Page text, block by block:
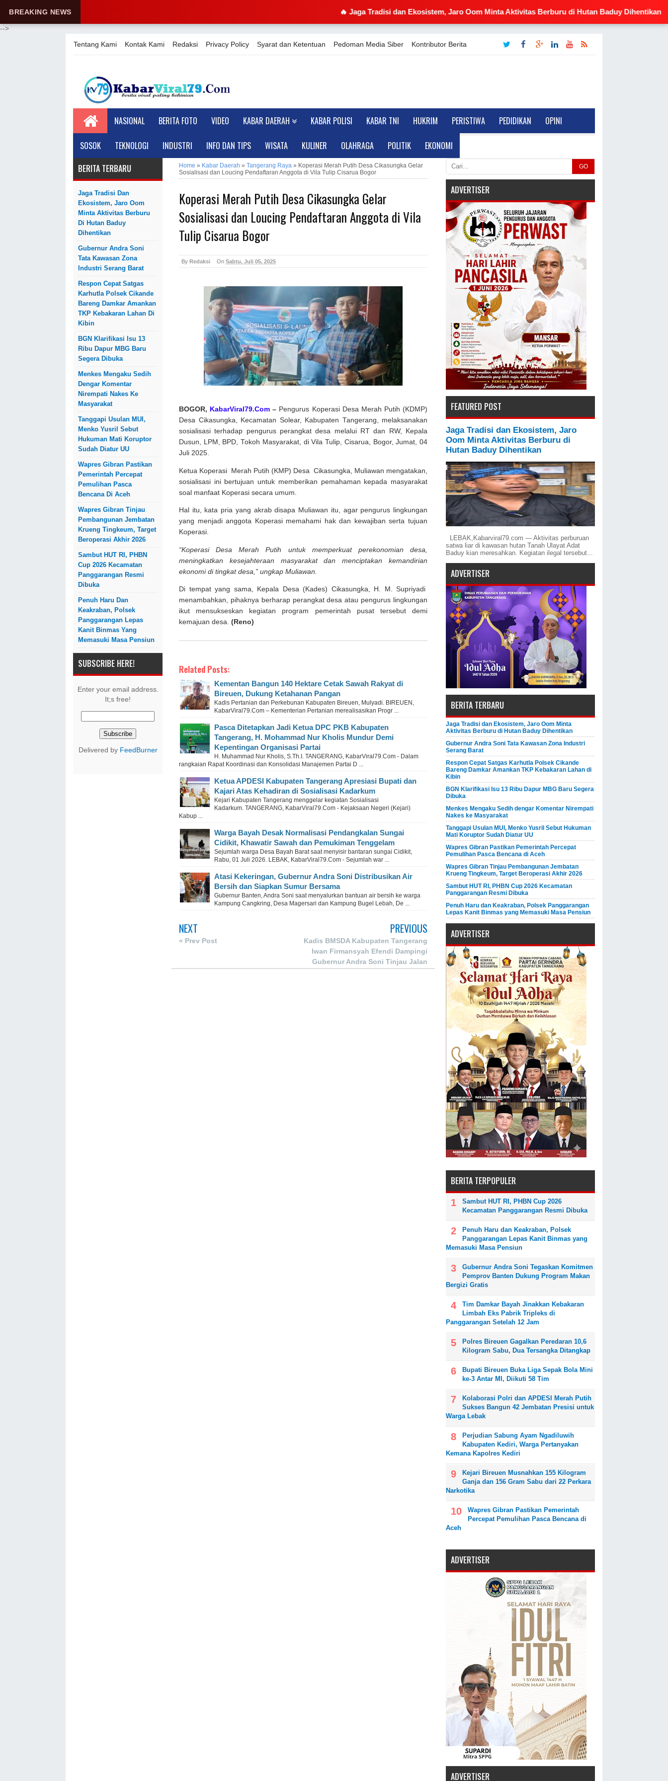
-->
Tentang Kami Kontak Kami Redaksi Privacy Policy Syarat dan Ketentuan Pedoman Media Siber Kontributor Berita
BREAKING NEWS 🔥 Jaga Tradisi dan Ekosistem, Jaro Oom Minta Aktivitas Berburu di Hutan Baduy Dihentikan 🔥
NASIONAL BERITA FOTO VIDEO KABAR DAERAH KABAR POLISI KABAR TNI HUKRIM PERISTIWA PEDIDIKAN OPINI
SOSOK TEKNOLOGI INDUSTRI INFO DAN TIPS WISATA KULINER OLAHRAGA POLITIK
EKONOMI
BERITA TERBARU
Jaga Tradisi Dan
Ekosistem, Jaro Oom
Minta Aktivitas Berburu
Di Hutan Baduy
Dihentikan
Gubernur Andra Soni
Tata Kawasan Zona
Industri Serang Barat
Respon Cepat Satgas
Karhutla Polsek Cikande
Bareng Damkar Amankan
TKP Kebakaran Lahan Di
Kibin
BGN Klarifikasi Isu 13
Ribu Dapur MBG Baru
Segera Dibuka
Menkes Mengaku Sedih
Dengar Komentar
Nirempati Nakes Ke
Masyarakat
Tanggapi Usulan MUI,
Menko Yusril Sebut
Hukuman Mati Koruptor
Sudah Diatur UU
Wapres Gibran Pastikan
Pemerintah Percepat
Pemulihan Pasca
Bencana Di Aceh
Wapres Gibran Tinjau
Pembangunan Jembatan
Krueng Tingkeum, Target
Beroperasi Akhir 2026
Sambut HUT RI, PHBN
Cup 2026 Kecamatan
Panggarangan Resmi
Dibuka
Penuh Haru Dan
Keakraban, Polsek
Panggarangan Lepas
Kanit Binmas Yang
Memasuki Masa Pensiun
SUBSCRIBE HERE!
Enter your email address.
It;s free!
Delivered by FeedBurner
Home » Kabar Daerah » Tangerang Raya » Koperasi Merah Putih Desa Cikasungka Gelar
Sosialisasi dan Loucing Pendaftaran Anggota di Vila Tulip Cisarua Bogor
Koperasi Merah Putih Desa Cikasungka Gelar
Sosialisasi dan Loucing Pendaftaran Anggota di Vila
Tulip Cisarua Bogor
By Redaksi On Sabtu, Juli 05, 2025
BOGOR, KabarViral79.Com – Pengurus Koperasi Desa Merah Putih (KDMP)
Desa Cikasungka, Kecamatan Solear, Kabupaten Tangerang, melaksanakan
sosialisasi terhadap pengurus perangkat desa melalui RT dan RW, Kepala
Dusun, LPM, BPD, Tokoh Masyarakat, di Vila Tulip, Cisarua, Bogor, Jumat, 04
Juli 2025.
Ketua Koperasi Merah Putih (KMP) Desa Cikasungka, Muliawan mengatakan,
sosialisasi ini bertujuan untuk memberikan pemahaman kepada masyarakat
soal manfaat Koperasi secara umum.
Hal itu, kata pria yang akrab disapa Muliawan itu, agar pengurus lingkungan
yang menjadi anggota Koperasi memahami hak dan kewajiban serta tujuan
Koperasi.
“Koperasi Desa Merah Putih untuk memperkuat perekonomian desa,
meningkatkan kesejahteraan masyarakat dan menciptakan kemandirian
ekonomi di tingkat desa,” ungkap Muliawan.
Di tempat yang sama, Kepala Desa (Kades) Cikasungka, H. M. Supriyadi
menambahkan, pihaknya berharap perangkat desa atau pengurus lingkungan
ikut mensukseskan kegiatan program pemerintah pusat tersebut demi
kemajuan desa. (Reno)
Related Posts:
Kementan Bangun 140 Hektare Cetak Sawah Rakyat di
Bireuen, Dukung Ketahanan Pangan
Kadis Pertanian dan Perkebunan Kabupaten Bireuen, Mulyadi. BIREUEN,
KabarViral79.Com – Kementerian Pertanian merealisasikan Progr ...
Pasca Ditetapkan Jadi Ketua DPC PKB Kabupaten
Tangerang, H. Mohammad Nur Kholis Mundur Demi
Kepentingan Organisasi Partai
H. Muhammad Nur Kholis, S.Th.I. TANGERANG, KabarViral79.Com - Dalam
rangkaian Rapat Koordinasi dan Konsolidasi Manajemen Partai D ...
Ketua APDESI Kabupaten Tangerang Apresiasi Bupati dan
Kajari Atas Kehadiran di Sosialisasi Kadarkum
Kejari Kabupaten Tangerang menggelar kegiatan Sosialisasi
Kadarkum. TANGERANG, KabarViral79.Com - Kejaksaan Negeri (Kejari)
Kabup ...
Warga Bayah Desak Normalisasi Pendangkalan Sungai
Cidikit, Khawatir Sawah dan Pemukiman Tenggelam
Sejumlah warga Desa Bayah Barat saat menyisir bantaran sungai Cidikit,
Rabu, 01 Juli 2026. LEBAK, KabarViral79.Com - Sejumlah war ...
Atasi Kekeringan, Gubernur Andra Soni Distribusikan Air
Bersih dan Siapkan Sumur Bersama
Gubernur Banten, Andra Soni saat menyalurkan bantuan air bersih ke warga
Kampung Cangkring, Desa Magersari dan Kampung Bugel Lebah, De ...
NEXT
« Prev Post
PREVIOUS
Kadis BMSDA Kabupaten Tangerang
Iwan Firmansyah Efendi Dampingi
Gubernur Andra Soni Tinjau Jalan
GO
ADVERTISER
FEATURED POST
Jaga Tradisi dan Ekosistem, Jaro
Oom Minta Aktivitas Berburu di
Hutan Baduy Dihentikan
LEBAK,Kabarviral79.com — Aktivitas perburuan
satwa liar di kawasan hutan Tanah Ulayat Adat
Baduy kian meresahkan. Kegiatan ilegal tersebut...
ADVERTISER
BERITA TERBARU
Jaga Tradisi dan Ekosistem, Jaro Oom Minta
Aktivitas Berburu di Hutan Baduy Dihentikan
Gubernur Andra Soni Tata Kawasan Zona Industri
Serang Barat
Respon Cepat Satgas Karhutla Polsek Cikande
Bareng Damkar Amankan TKP Kebakaran Lahan di
Kibin
BGN Klarifikasi Isu 13 Ribu Dapur MBG Baru Segera
Dibuka
Menkes Mengaku Sedih dengar Komentar Nirempati
Nakes ke Masyarakat
Tanggapi Usulan MUI, Menko Yusril Sebut Hukuman
Mati Koruptor Sudah Diatur UU
Wapres Gibran Pastikan Pemerintah Percepat
Pemulihan Pasca Bencana di Aceh
Wapres Gibran Tinjau Pembangunan Jembatan
Krueng Tingkeum, Target Beroperasi Akhir 2026
Sambut HUT RI, PHBN Cup 2026 Kecamatan
Panggarangan Resmi Dibuka
Penuh Haru dan Keakraban, Polsek Panggarangan
Lepas Kanit Binmas yang Memasuki Masa Pensiun
ADVERTISER
BERITA TERPOPULER
Sambut HUT RI, PHBN Cup 2026
Kecamatan Panggarangan Resmi Dibuka
Penuh Haru dan Keakraban, Polsek
Panggarangan Lepas Kanit Binmas yang
Memasuki Masa Pensiun
Gubernur Andra Soni Tegaskan Komitmen
Pemprov Banten Dukung Program Makan
Bergizi Gratis
Tim Damkar Bayah Jinakkan Kebakaran
Limbah Eks Pabrik Tripleks di
Panggarangan Setelah 12 Jam
Polres Bireuen Gagalkan Peredaran 10,6
Kilogram Sabu, Dua Tersangka Ditangkap
Bupati Bireuen Buka Liga Sepak Bola Mini
ke-3 Antar MI, Diikuti 58 Tim
Kolaborasi Polri dan APDESI Merah Putih
Sukses Bangun 42 Jembatan Presisi untuk
Warga Lebak
Perjudian Sabung Ayam Ngadiluwih
Kabupaten Kediri, Warga Pertanyakan
Kemana Kapolres Kediri
Kejari Bireuen Musnahkan 155 Kilogram
Ganja dan 156 Gram Sabu dari 22 Perkara
Narkotika
Wapres Gibran Pastikan Pemerintah
Percepat Pemulihan Pasca Bencana di
Aceh
ADVERTISER
ADVERTISER